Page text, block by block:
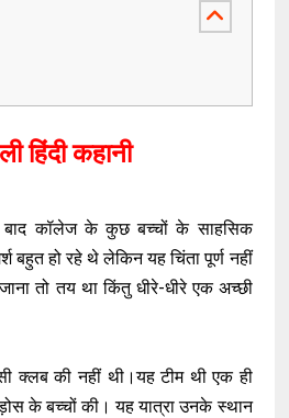
हिंदी कहानी
कॉलेज के कुछ बच्चों के साहसिक
बहुत हो रहे थे लेकिन यह चिंता पूर्ण नहीं
तो तय था किंतु धीरे-धीरे एक अच्छी
क्लब की नहीं थी।यह टीम थी एक ही
के बच्चों की। यह यात्रा उनके स्थान